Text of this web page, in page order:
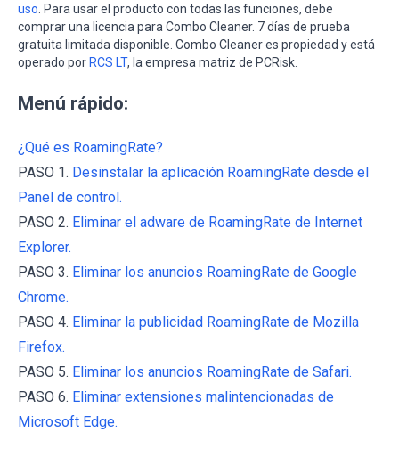
uso . Para usar el producto con todas las funciones, debe
comprar una licencia para Combo Cleaner. 7 días de prueba
gratuita limitada disponible. Combo Cleaner es propiedad y está
operado porRCS LT, la empresa matriz de PCRisk.
Menú rápido:
¿Qué es RoamingRate?
PASO 1. Desinstalar la aplicación RoamingRate desde el
Panel de control.
PASO 2. Eliminar el adware de RoamingRate de Internet
Explorer.
PASO 3. Eliminar los anuncios RoamingRate de Google
Chrome.
PASO 4. Eliminar la publicidad RoamingRate de Mozilla
Firefox.
PASO 5. Eliminar los anuncios RoamingRate de Safari.
PASO 6. Eliminar extensiones malintencionadas de
Microsoft Edge.